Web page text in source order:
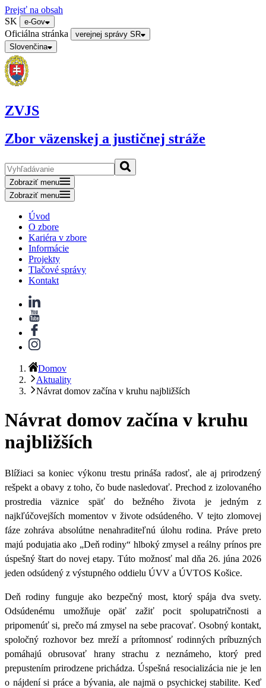
Prejsť na obsah
SK
e-Gov
Oficiálna stránka
verejnej správy SR
Slovenčina
ZVJS
Zbor väzenskej a justičnej stráže
Zobraziť menu
Zobraziť menu
Úvod
O zbore
Kariéra v zbore
Informácie
Projekty
Tlačové správy
Kontakt
Domov
Aktuality
Návrat domov začína v kruhu najbližších
Návrat domov začína v kruhu
najbližších
Blížiaci sa koniec výkonu trestu prináša radosť, ale aj prirodzený
rešpekt a obavy z toho, čo bude nasledovať. Prechod z izolovaného
prostredia väznice späť do bežného života je jedným z
najkľúčovejších momentov v živote odsúdeného. V tejto zlomovej
fáze zohráva absolútne nenahraditeľnú úlohu rodina. Práve preto
majú podujatia ako „Deň rodiny“ hlboký zmysel a reálny prínos pre
úspešný štart do novej etapy. Túto možnosť mal dňa 26. júna 2026
jeden odsúdený z výstupného oddielu ÚVV a ÚVTOS Košice.
Deň rodiny funguje ako bezpečný most, ktorý spája dva svety.
Odsúdenému umožňuje opäť zažiť pocit spolupatričnosti a
pripomenúť si, prečo má zmysel na sebe pracovať. Osobný kontakt,
spoločný rozhovor bez mreží a prítomnosť rodinných príbuzných
pomáhajú obrusovať hrany strachu z neznámeho, ktorý pred
prepustením prirodzene prichádza. Úspešná resocializácia nie je len
o nájdení si práce a bývania, ale najmä o psychickej stabilite. Keď